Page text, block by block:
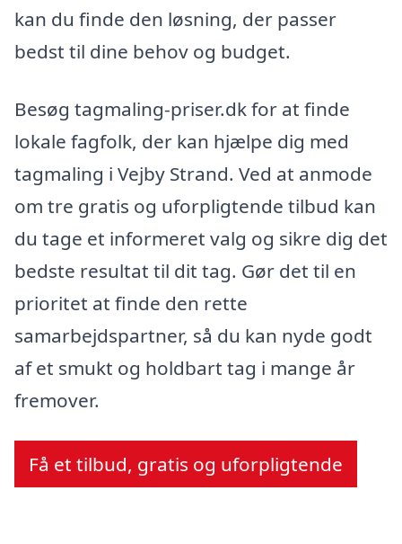
kan du finde den løsning, der passer
bedst til dine behov og budget.
Besøg tagmaling-priser.dk for at finde
lokale fagfolk, der kan hjælpe dig med
tagmaling i Vejby Strand. Ved at anmode
om tre gratis og uforpligtende tilbud kan
du tage et informeret valg og sikre dig det
bedste resultat til dit tag. Gør det til en
prioritet at finde den rette
samarbejdspartner, så du kan nyde godt
af et smukt og holdbart tag i mange år
fremover.
Få et tilbud, gratis og uforpligtende